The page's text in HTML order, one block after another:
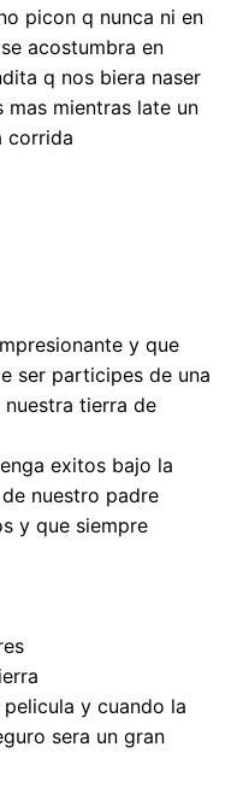
picon q nunca ni en
acostumbra en
q nos biera naser
mas mientras late un
corrida
y que
ser participes de una
tierra de
exitos bajo la
nuestro padre
y que siempre
y cuando la
sera un gran